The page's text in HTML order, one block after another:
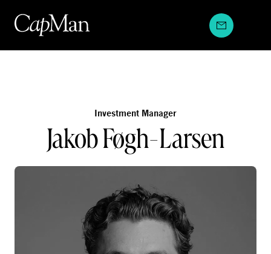
sisältöön
Investment Manager
Jakob Føgh-Larsen